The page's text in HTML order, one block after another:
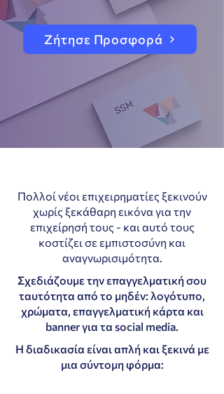
Ζήτησε Προσφορά
Πολλοί νέοι επιχειρηματίες ξεκινούν
χωρίς ξεκάθαρη εικόνα για την
επιχείρησή τους - και αυτό τους
κοστίζει σε εμπιστοσύνη και
αναγνωρισιμότητα.
Σχεδιάζουμε την επαγγελματική σου
ταυτότητα από το μηδέν: λογότυπο,
χρώματα, επαγγελματική κάρτα και
banner για τα social media.
Η διαδικασία είναι απλή και ξεκινά με
μια σύντομη φόρμα: